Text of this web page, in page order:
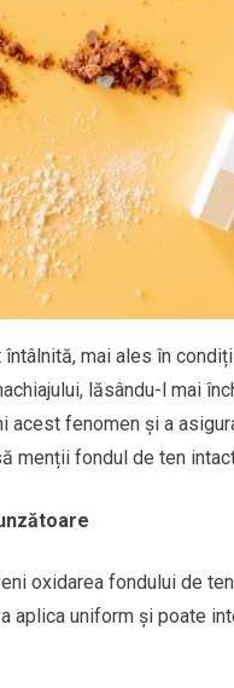
mai ales în
lăsându-l mai
fenomen și a
menții fondul de ten
oxidarea fondului de
aplica uniform și poate